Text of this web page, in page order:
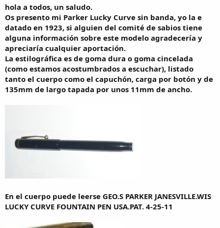
r
d
e
l
t
e
m
a
n
i
c
i
o
hola a todos, un saludo.
Os presento mi Parker Lucky Curve sin banda, yo la e
datado en 1923, si alguien del comité de sabios tiene
alguna información sobre este modelo agradecería y
apreciaría cualquier aportación.
La estilográfica es de goma dura o goma cincelada
(como estamos acostumbrados a escuchar), listado
tanto el cuerpo como el capuchón, carga por botón y de
135mm de largo tapada por unos 11mm de ancho.
En el cuerpo puede leerse GEO.S PARKER JANESVILLE.WIS
LUCKY CURVE FOUNTAIN PEN USA.PAT. 4-25-11